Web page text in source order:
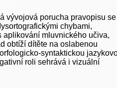
vývojová porucha pravopisu se
chybami,
aplikování mluvnického učiva,
obtíží dítěte na oslabenou
syntaktickou
roli sehrává i vizuální